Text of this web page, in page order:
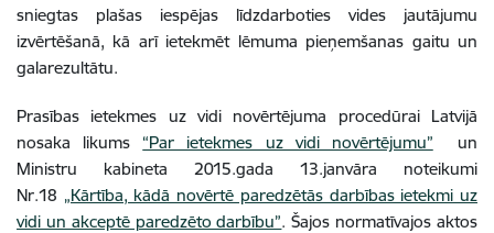
sniegtas plašas iespējas līdzdarboties vides jautājumu
izvērtēšanā, kā arī ietekmēt lēmuma pieņemšanas gaitu un
galarezultātu.
Prasības ietekmes uz vidi novērtējuma procedūrai Latvijā
nosaka likums“Par ietekmes uz vidi novērtējumu” un
Ministru kabineta 2015.gada 13.janvāra noteikumi
Nr.18 „Kārtība, kādā novērtē paredzētās darbības ietekmi uz
vidi un akceptē paredzēto darbību”. Šajos normatīvajos aktos